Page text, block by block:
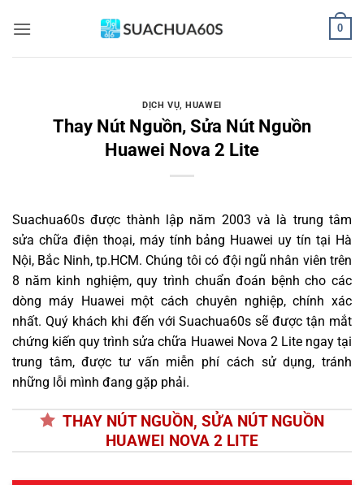
qua
0
DỊCH VỤ,HUAWEI
Thay Nút Nguồn, Sửa Nút Nguồn
Huawei Nova 2 Lite
Suachua60s được thành lập năm 2003 và là trung tâm
sửa chữa điện thoại, máy tính bảng Huawei uy tín tại Hà
Nội, Bắc Ninh, tp.HCM. Chúng tôi có đội ngũ nhân viên trên
8 năm kinh nghiệm, quy trình chuẩn đoán bệnh cho các
dòng máy Huawei một cách chuyên nghiệp, chính xác
nhất. Quý khách khi đến với Suachua60s sẽ được tận mắt
chứng kiến quy trình sửa chữa Huawei Nova 2 Lite ngay tại
trung tâm, được tư vấn miễn phí cách sử dụng, tránh
những lỗi mình đang gặp phải.
THAY NÚT NGUỒN, SỬA NÚT NGUỒN
HUAWEI NOVA 2 LITE